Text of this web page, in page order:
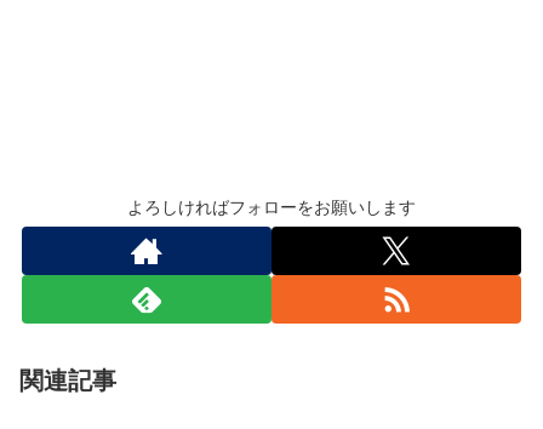
よろしければフォローをお願いします
関連記事